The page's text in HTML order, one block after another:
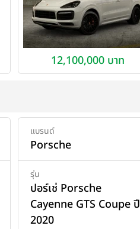
12,100,000 บาท
แบรนด์
Porsche
รุ่น
ปอร์เช่ Porsche
Cayenne GTS Coupe ปี
2020